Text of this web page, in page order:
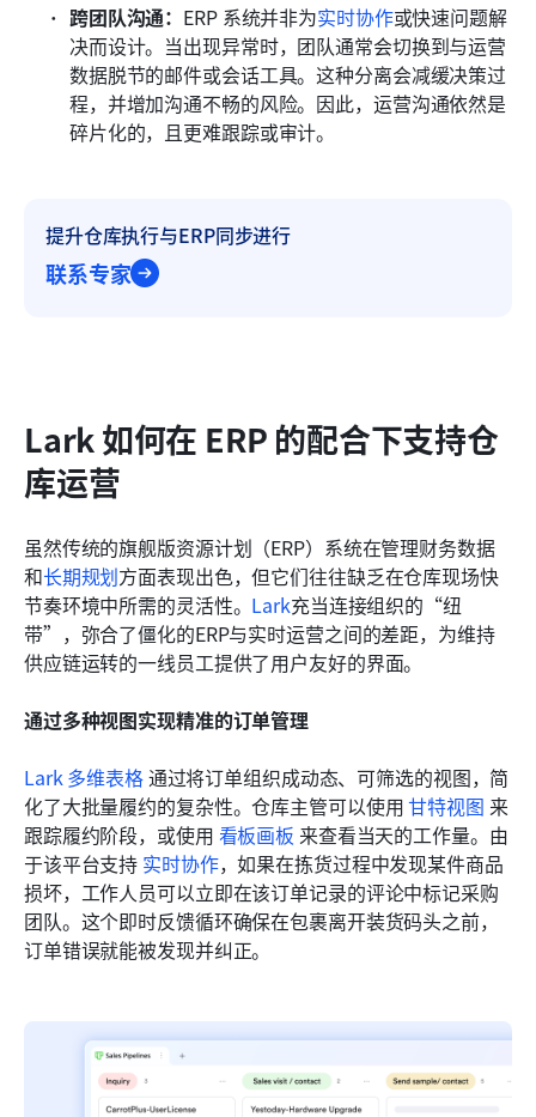
跨团队沟通： ERP 系统并非为实时协作或快速问题解
决而设计。当出现异常时，团队通常会切换到与运营
数据脱节的邮件或会话工具。这种分离会减缓决策过
程，并增加沟通不畅的风险。因此，运营沟通依然是
碎片化的，且更难跟踪或审计。
提升仓库执行与ERP同步进行
联系专家
Lark 如何在 ERP 的配合下支持仓
库运营
虽然传统的旗舰版资源计划（ERP）系统在管理财务数据
和长期规划方面表现出色，但它们往往缺乏在仓库现场快
节奏环境中所需的灵活性。 Lark充当连接组织的“纽
带”，弥合了僵化的ERP与实时运营之间的差距，为维持
供应链运转的一线员工提供了用户友好的界面。
通过多种视图实现精准的订单管理
Lark 多维表格 通过将订单组织成动态、可筛选的视图，简
化了大批量履约的复杂性。仓库主管可以使用 甘特视图 来
跟踪履约阶段，或使用 看板画板 来查看当天的工作量。由
于该平台支持 实时协作，如果在拣货过程中发现某件商品
损坏，工作人员可以立即在该订单记录的评论中标记采购
团队。这个即时反馈循环确保在包裹离开装货码头之前，
订单错误就能被发现并纠正。